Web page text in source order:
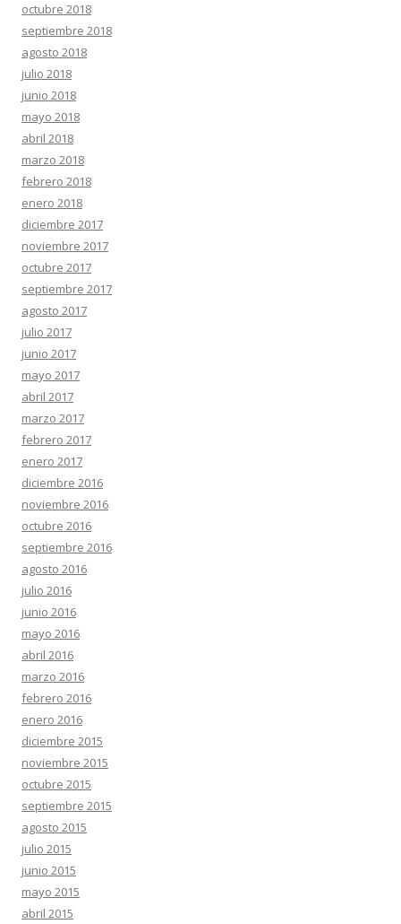
octubre 2018
septiembre 2018
agosto 2018
julio 2018
junio 2018
mayo 2018
abril 2018
marzo 2018
febrero 2018
enero 2018
diciembre 2017
noviembre 2017
octubre 2017
septiembre 2017
agosto 2017
julio 2017
junio 2017
mayo 2017
abril 2017
marzo 2017
febrero 2017
enero 2017
diciembre 2016
noviembre 2016
octubre 2016
septiembre 2016
agosto 2016
julio 2016
junio 2016
mayo 2016
abril 2016
marzo 2016
febrero 2016
enero 2016
diciembre 2015
noviembre 2015
octubre 2015
septiembre 2015
agosto 2015
julio 2015
junio 2015
mayo 2015
abril 2015